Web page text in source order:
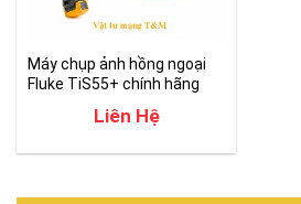
Máy chụp ảnh hồng ngoại
Fluke TiS55+ chính hãng
Liên Hệ